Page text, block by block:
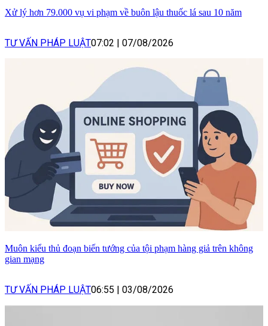
Xử lý hơn 79.000 vụ vi phạm về buôn lậu thuốc lá sau 10 năm
TƯ VẤN PHÁP LUẬT07:02 07/08/2026
Muôn kiểu thủ đoạn biến tướng của tội phạm hàng giả trên không
gian mạng
TƯ VẤN PHÁP LUẬT06:55 03/08/2026